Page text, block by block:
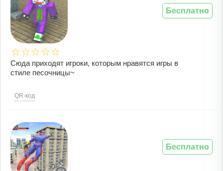
Сюда приходят игроки, которым нравятся игры в
стиле песочницы~
QR-код
Бесплатно
Бесплатно